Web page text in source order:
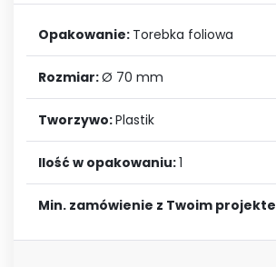
Opakowanie: Torebka foliowa
Rozmiar:Ø 70 mm
Tworzywo:Plastik
Ilość w opakowaniu:1
Min. zamówienie z Twoim